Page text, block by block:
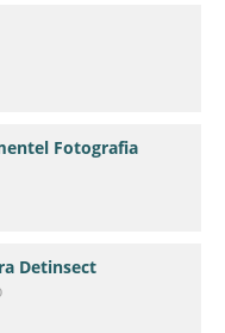
Fotografia
Detinsect